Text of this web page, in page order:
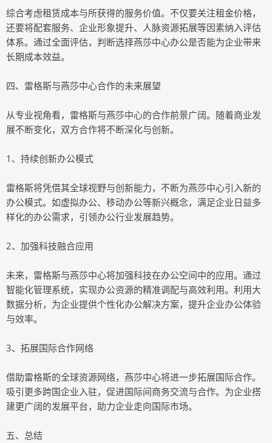
综合考虑租赁成本与所获得的服务价值。不仅要关注租金价格，
还要将配套服务、企业形象提升、人脉资源拓展等因素纳入评估
体系。通过全面评估，判断选择燕莎中心办公是否能为企业带来
长期成本效益。
四、雷格斯与燕莎中心合作的未来展望
从专业视角看，雷格斯与燕莎中心的合作前景广阔。随着商业发
展不断变化，双方合作将不断深化与创新。
1、持续创新办公模式
雷格斯将凭借其全球视野与创新能力，不断为燕莎中心引入新的
办公模式。如虚拟办公、移动办公等新兴概念，满足企业日益多
样化的办公需求，引领办公行业发展趋势。
2、加强科技融合应用
未来，雷格斯与燕莎中心将加强科技在办公空间中的应用。通过
智能化管理系统，实现办公资源的精准调配与高效利用。利用大
数据分析，为企业提供个性化办公解决方案，提升企业办公体验
与效率。
3、拓展国际合作网络
借助雷格斯的全球资源网络，燕莎中心将进一步拓展国际合作。
吸引更多跨国企业入驻，促进国际间商务交流与合作。为企业搭
建更广阔的发展平台，助力企业走向国际市场。
五、总结